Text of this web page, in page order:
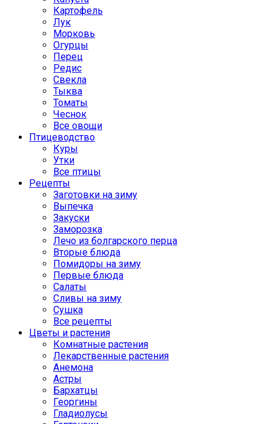
Картофель
Лук
Морковь
Огурцы
Перец
Редис
Свекла
Тыква
Томаты
Чеснок
Все овощи
Птицеводство
Куры
Утки
Все птицы
Рецепты
Заготовки на зиму
Выпечка
Закуски
Заморозка
Лечо из болгарского перца
Вторые блюда
Помидоры на зиму
Первые блюда
Салаты
Сливы на зиму
Сушка
Все рецепты
Цветы и растения
Комнатные растения
Лекарственные растения
Анемона
Астры
Бархатцы
Георгины
Гладиолусы